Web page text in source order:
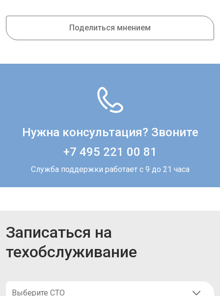
Поделиться мнением
Нужна консультация? Звоните
+7 495 221 00 81
Служба поддержки работает с 9 до 21 часа
Записаться на
техобслуживание